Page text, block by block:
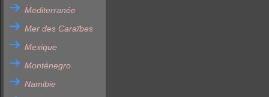
Mediterranée
Mer des Caraïbes
Mexique
Monténegro
Namibie